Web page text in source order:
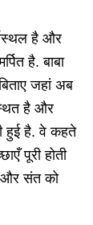
है और
है. बाबा
जहां अब
है और
हुई है. वे कहते
पूरी होती
और संत को